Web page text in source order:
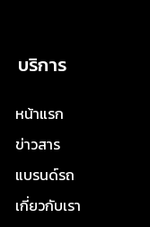
บริการ
หน้าแรก
ข่าวสาร
แบรนด์รถ
เกี่ยวกับเรา